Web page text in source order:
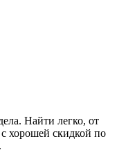
Найти легко, от
хорошей скидкой по